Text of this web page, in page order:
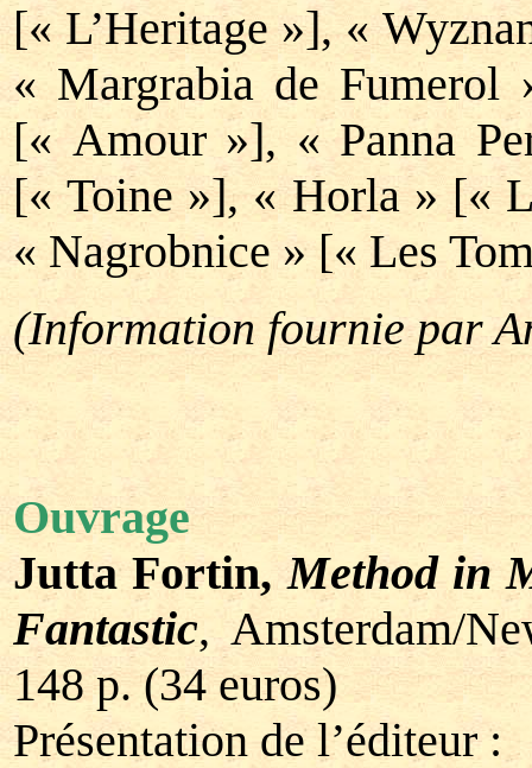
[« L’Heritage »], «
« Margrabia de
[« Amour »], « Panna
[« Toine »], « Horla » [«
« Nagrobnice » [« Les
(Information fournie par
Ouvrage
Jutta Fortin,Method in
Fantastic, Amsterdam/
148 p. (34 euros)
Présentation de l’éditeur :